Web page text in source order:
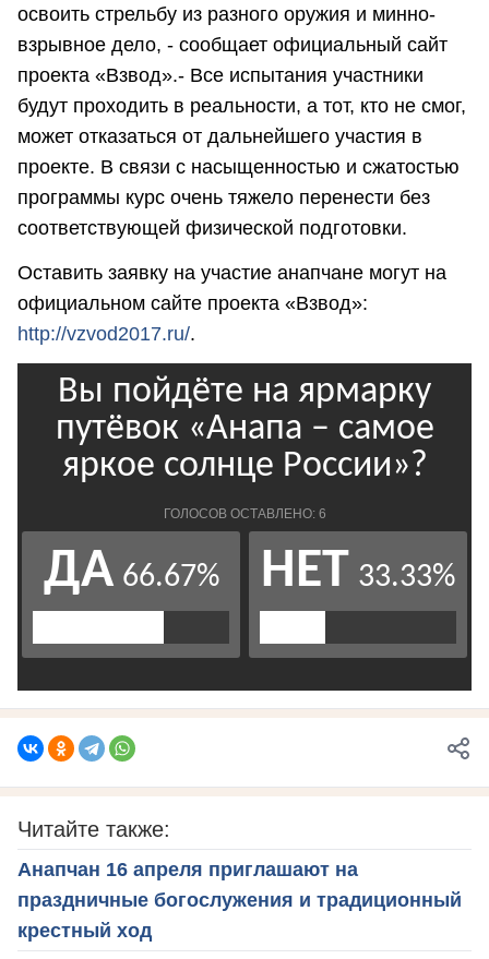
освоить стрельбу из разного оружия и минно-
взрывное дело, - сообщает официальный сайт
проекта «Взвод».- Все испытания участники
будут проходить в реальности, а тот, кто не смог,
может отказаться от дальнейшего участия в
проекте. В связи с насыщенностью и сжатостью
программы курс очень тяжело перенести без
соответствующей физической подготовки.
Оставить заявку на участие анапчане могут на
официальном сайте проекта «Взвод»:
http://vzvod2017.ru/.
Читайте также:
Анапчан 16 апреля приглашают на
праздничные богослужения и традиционный
крестный ход